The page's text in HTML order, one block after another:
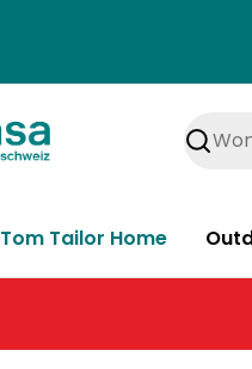
Suchen
Tom Tailor Home